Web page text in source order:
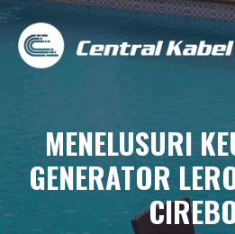
Skip
content
MENELUSURI
GENERATOR